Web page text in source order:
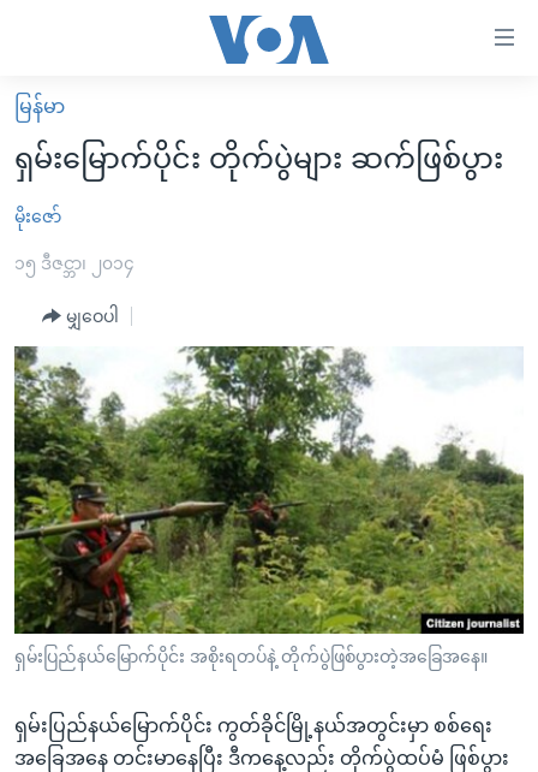
လွယ်ကူ
စေ
Link
များ
အကြောင်းအရာ
သို့
ကျော်
ကြည့်
ရန်
ပင်မ
အ
ညွန်း
စာမျက်နှာ
ကျော်
ကြည့်
ရန်
မူလစာမျက်နှာ
မြန်မာ
ကမ္ဘာ့သတင်းများ
နိုင်ငံတကာ
အစ္စရေး-ပါလက်စတိုင်း
ဗွီဒီယို
ရပ်ဝန်းတခု လမ်းတခု အလွန်
အင်္ဂလိပ်စာလေ့လာမယ်
အမေရိကန်သုံးအီဒီယံ
မကြေးမုံရဲ့ အင်္ဂလိပ်စာ
ရုပ်ရှင်ထဲက အင်္ဂလိပ်စာ
သုတပဒေသာ အင်္ဂလိပ်စာ
အပတ်စဉ်ကဏ္ဍများ
ရေဒီယို
တီဗွီ
ရေဒီယိုနှင့်ရုပ်သံ အချက်အလက်များ
ရေဒီယို/တီဗွီအစီအစဉ်
Learning English
ဗွီအိုအေ လူမှုကွန်ယက်များ
ဘာသာစကားများ
မြန်မာ
ရှမ်းမြောက်ပိုင်း တိုက်ပွဲများ ဆက်ဖြစ်ပွား
မိုးဇော်
၁၅ ဒီဇင္ဘာ၊ ၂၀၁၄
မျှဝေပါ
ရှမ်းပြည်နယ်မြောက်ပိုင်း အစိုးရတပ်နဲ့ တိုက်ပွဲဖြစ်ပွားတဲ့အခြေအနေ။
ရှမ်းပြည်နယ်မြောက်ပိုင်း ကွတ်ခိုင်မြို့နယ်အတွင်းမှာ စစ်ရေး
အခြေအနေ တင်းမာနေပြီး ဒီကနေ့လည်း တိုက်ပွဲထပ်မံ ဖြစ်ပွား